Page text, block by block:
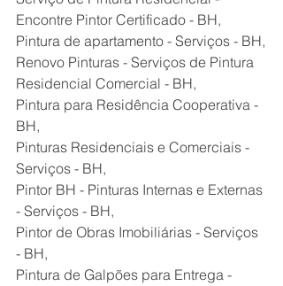
Encontre Pintor Certificado - BH,
Pintura de apartamento - Serviços - BH,
Renovo Pinturas - Serviços de Pintura
Residencial Comercial - BH,
Pintura para Residência Cooperativa -
BH,
Pinturas Residenciais e Comerciais -
Serviços - BH,
Pintor BH - Pinturas Internas e Externas
- Serviços - BH,
Pintor de Obras Imobiliárias - Serviços
- BH,
Pintura de Galpões para Entrega -